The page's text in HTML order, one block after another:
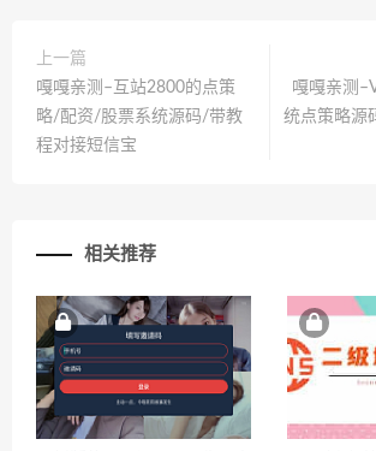
上一篇
嘎嘎亲测–互站2800的点策
略/配资/股票系统源码/带教
程对接短信宝
嘎嘎亲测
统点策略源
相关推荐